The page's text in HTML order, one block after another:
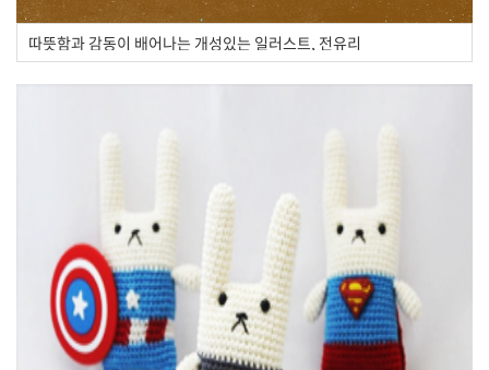
따뜻함과 감동이 배어나는 개성있는 일러스트, 전유리